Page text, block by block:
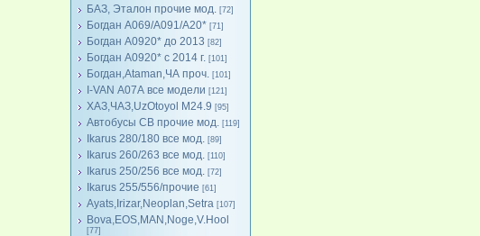
БАЗ, Эталон прочие мод. [72]
Богдан А069/А091/А20* [71]
Богдан А0920* до 2013 [82]
Богдан А0920* с 2014 г. [101]
Богдан,Ataman,ЧА проч. [101]
I-VAN А07А все модели [121]
ХАЗ,ЧАЗ,UzOtoyol M24.9 [95]
Автобусы СВ прочие мод. [119]
Ikarus 280/180 все мод. [89]
Ikarus 260/263 все мод. [110]
Ikarus 250/256 все мод. [72]
Ikarus 255/556/прочие [61]
Ayats,Irizar,Neoplan,Setra [107]
Bova,EOS,MAN,Noge,V.Hool
[77]